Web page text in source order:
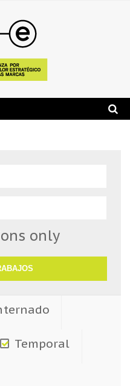
only
Temporal